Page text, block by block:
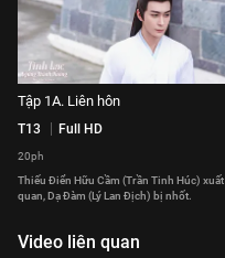
Tập 1A. Liên hôn
T13 Full HD
20ph
Thiếu Điển Hữu Cầm (Trần Tinh Húc) xuất
quan, Dạ Đàm (Lý Lan Địch) bị nhốt.
Video liên quan